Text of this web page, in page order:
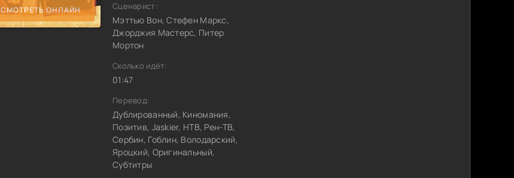
СМОТРЕТЬ ОНЛАЙН Сценарист:
Мэттью Вон, Стефен Маркс,
Джорджия Мастерс, Питер
Мортон
Сколько идёт:
01:47
Перевод:
Дублированный, Киномания,
Позитив, Jaskier, НТВ, Рен-ТВ,
Сербин, Гоблин, Володарский,
Яроцкий, Оригинальный,
Субтитры